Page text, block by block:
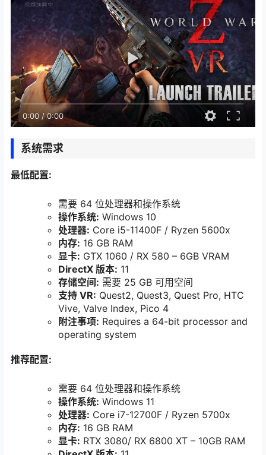
0:00/0:00
系统需求
最低配置:
需要 64 位处理器和操作系统
操作系统: Windows 10
处理器: Core i5-11400F / Ryzen 5600x
内存: 16 GB RAM
显卡: GTX 1060 / RX 580 – 6GB VRAM
DirectX 版本: 11
存储空间: 需要 25 GB 可用空间
支持 VR: Quest2, Quest3, Quest Pro, HTC
Vive, Valve Index, Pico 4
附注事项: Requires a 64-bit processor and
operating system
推荐配置:
需要 64 位处理器和操作系统
操作系统: Windows 11
处理器: Core i7-12700F / Ryzen 5700x
内存: 16 GB RAM
显卡: RTX 3080/ RX 6800 XT – 10GB RAM